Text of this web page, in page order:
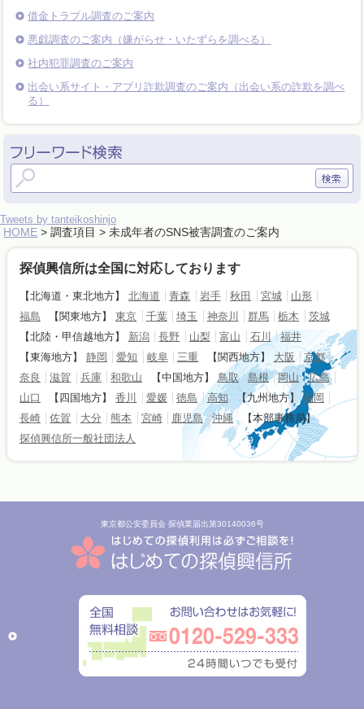
借金トラブル調査のご案内
悪戯調査のご案内（嫌がらせ・いたずらを調べる）
社内犯罪調査のご案内
出会い系サイト・アプリ詐欺調査のご案内（出会い系の詐欺を調べ
る）
Tweets by tanteikoshinjo
HOME > 調査項目 > 未成年者のSNS被害調査のご案内
探偵興信所は全国に対応しております
【北海道・東北地方】 北海道 青森 岩手 秋田 宮城
山形
福島
【関東地方】 東京 千葉 埼玉 神奈川 群馬 栃木
茨城
【北陸・甲信越地方】
新潟 長野 山梨 富山 石川
福井
【東海地方】
静岡 愛知 岐阜 三重 【関西地方】 大阪
京都
奈良
滋賀 兵庫 和歌山 【中国地方】 鳥取 島根 岡山
広島
山口
【四国地方】 香川 愛媛 徳島 高知 【九州地方】 福岡
長崎
佐賀 大分 熊本 宮崎 鹿児島 沖縄
【本部事務局】
探偵興信所一般社団法人
東京都公安委員会 探偵業届出第30140036号